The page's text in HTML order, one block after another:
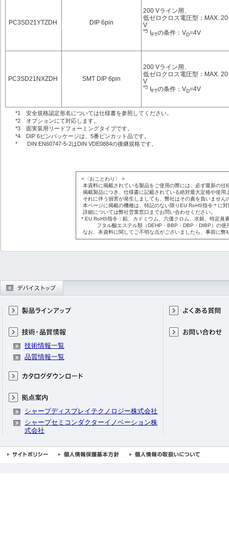
PC3SD21YTZDH DIP 6pin
200 Vライン用、
低ゼロクロス電圧型：MAX. 20
V
*5 IFTの条件：VD=4V
PC3SD21NXZDH SMT DIP 6pin
200 Vライン用、
低ゼロクロス電圧型：MAX. 20
V
*5 IFTの条件：VD=4V
*1 安全規格認定形名については仕様書を参照してください。
*2 オプションにて対応します。
*3 面実装用リードフォーミングタイプです。
*4 DIP 6ピンパッケージは、5番ピンカット品です。
* DIN EN60747-5-2はDIN VDE0884の後継規格です。
<〈おことわり〉 >
本資料に掲載されている製品をご使用の際には、必ず最新の
掲載製品につき、仕様書に記載されている絶対最大定格や使
それに伴う損害が発生しましても、弊社はその責を負いません
本ページに掲載の機種は、特記のない限りEU RoHS指令＊に
詳細については弊社営業窓口までお問い合わせください。
* EU RoHS指令：鉛、カドミウム、六価クロム、水銀、特定臭
フタル酸エステル類（DEHP・BBP・DBP・DIBP）の使
なお、本資料に関してご不明な点がございましたら、事前に
技術情報一覧
品質情報一覧
シャープディスプレイテクノロジー株式会社
シャープセミコンダクターイノベーション株
式会社